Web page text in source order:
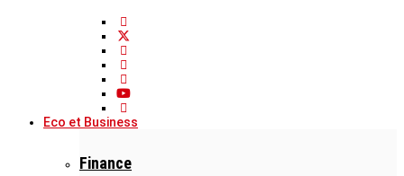
Eco et Business
Finance